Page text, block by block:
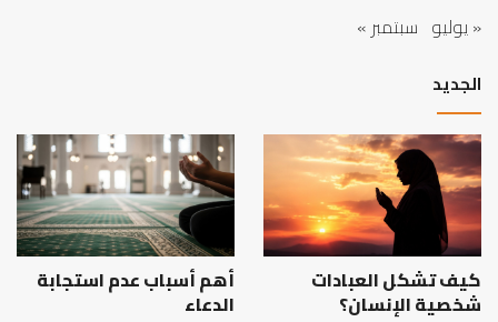
« يوليو سبتمبر »
الجديد
كيف تشكل العبادات
شخصية الإنسان؟
أهم أسباب عدم استجابة
الدعاء